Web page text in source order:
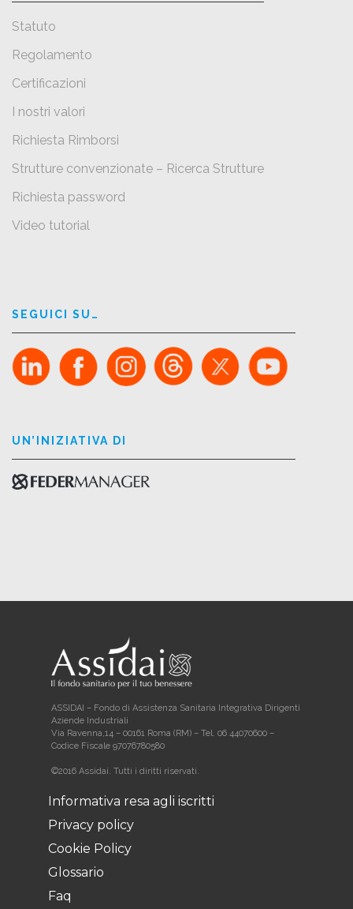
Statuto
Regolamento
Certificazioni
I nostri valori
Richiesta Rimborsi
Strutture convenzionate – Ricerca Strutture
Richiesta password
Video tutorial
SEGUICI SU…
UN’INIZIATIVA DI
ASSIDAI – Fondo di Assistenza Sanitaria Integrativa Dirigenti
Aziende Industriali
Via Ravenna,14 – 00161 Roma (RM) – Tel. 06 44070600 –
Codice Fiscale 97076780580
©2016 Assidai. Tutti i diritti riservati.
Informativa resa agli iscritti
Privacy policy
Cookie Policy
Glossario
Faq